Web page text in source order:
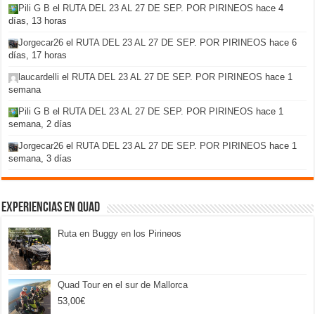
Pili G B el RUTA DEL 23 AL 27 DE SEP. POR PIRINEOS hace 4
días, 13 horas
Jorgecar26 el RUTA DEL 23 AL 27 DE SEP. POR PIRINEOS hace 6
días, 17 horas
laucardelli el RUTA DEL 23 AL 27 DE SEP. POR PIRINEOS hace 1
semana
Pili G B el RUTA DEL 23 AL 27 DE SEP. POR PIRINEOS hace 1
semana, 2 días
Jorgecar26 el RUTA DEL 23 AL 27 DE SEP. POR PIRINEOS hace 1
semana, 3 días
Experiencias en Quad
Ruta en Buggy en los Pirineos
Quad Tour en el sur de Mallorca
53,00€